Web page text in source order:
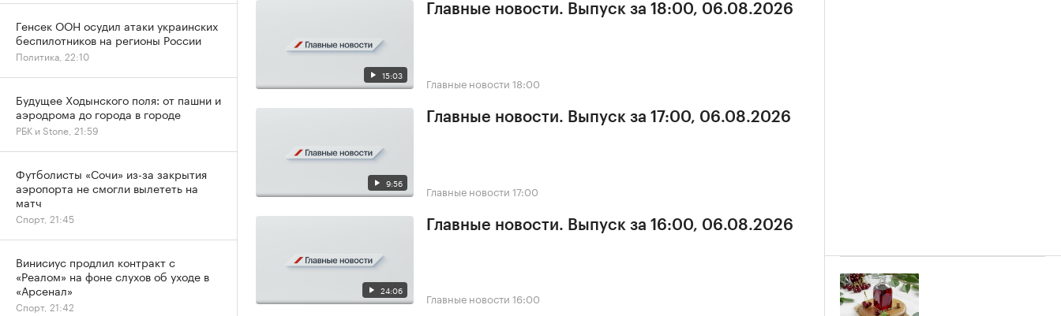
15:03
Главные новости. Выпуск за 18:00, 06.08.2026
Главные новости 18:00
9:56
Главные новости. Выпуск за 17:00, 06.08.2026
Главные новости 17:00
24:06
Главные новости. Выпуск за 16:00, 06.08.2026
Главные новости 16:00
Генсек ООН осудил атаки украинских
беспилотников на регионы России
Политика, 22:10
Будущее Ходынского поля: от пашни и
аэродрома до города в городе
РБК и Stone, 21:59
Футболисты «Сочи» из-за закрытия
аэропорта не смогли вылететь на
матч
Спорт, 21:45
Винисиус продлил контракт с
«Реалом» на фоне слухов об уходе в
«Арсенал»
Спорт, 21:42